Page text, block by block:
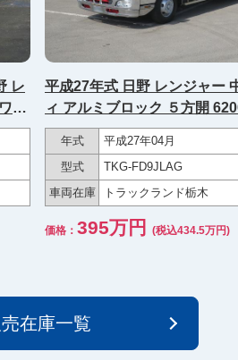
レ
イ
平成27年式 日野 レンジャー
ィ アルミブロック ５方開 6200標準 後
輪エアサス 210馬力 ★メータ
約27万km★
年式
平成27年04月
型式
TKG-FD9JLAG
車両在庫
トラックランド栃木
価格： 395万円 (税込434.5万円)
在庫一覧